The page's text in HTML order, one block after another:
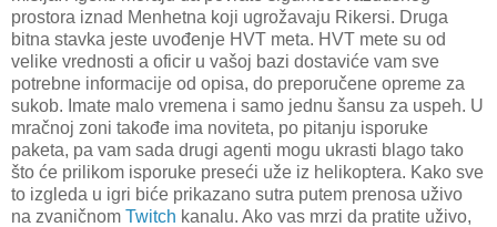
prostora iznad Menhetna koji ugrožavaju Rikersi. Druga
bitna stavka jeste uvođenje HVT meta. HVT mete su od
velike vrednosti a oficir u vašoj bazi dostaviće vam sve
potrebne informacije od opisa, do preporučene opreme za
sukob. Imate malo vremena i samo jednu šansu za uspeh. U
mračnoj zoni takođe ima noviteta, po pitanju isporuke
paketa, pa vam sada drugi agenti mogu ukrasti blago tako
što će prilikom isporuke preseći uže iz helikoptera. Kako sve
to izgleda u igri biće prikazano sutra putem prenosa uživo
na zvaničnom Twitch kanalu. Ako vas mrzi da pratite uživo,